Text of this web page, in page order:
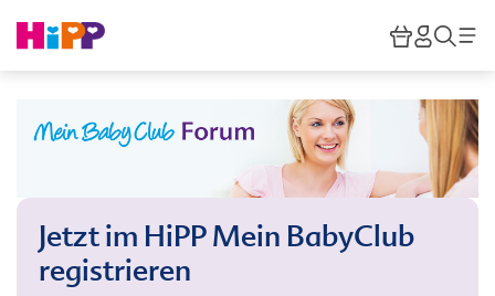
HiPP
Jetzt im HiPP Mein BabyClub
registrieren